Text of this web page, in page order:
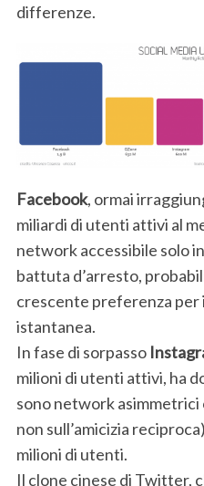
differenze.
Facebook, ormai
miliardi di utenti attivi al
network accessibile solo
battuta d’arresto,
crescente preferenza per
istantanea.
In fase di sorpasso
milioni di utenti attivi, ha
sono network asimmetrici
non sull’amicizia
milioni di utenti.
Il clone cinese di Twitter,